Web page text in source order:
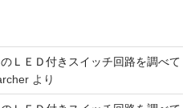
ＬＥＤ付きスイッチ回路を調べて
より